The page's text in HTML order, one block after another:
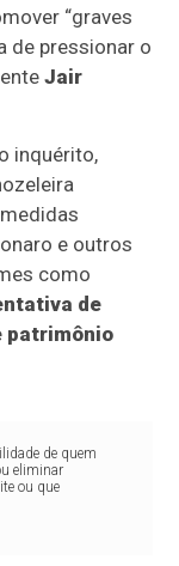
“graves
de pressionar o
Jair
inquérito,
e outros
como
de
patrimônio
de quem
eliminar
ou que